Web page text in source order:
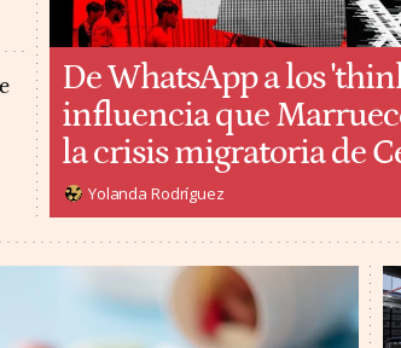
De WhatsApp a los
influencia que
la crisis migratoria de
Yolanda Rodríguez